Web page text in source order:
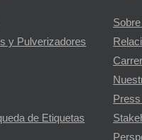
y Pulverizadores
de Etiquetas